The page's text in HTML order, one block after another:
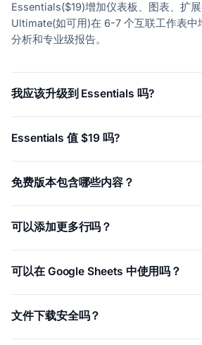
Essentials($19)增加仪表板、图表、扩展
Ultimate(如可用)在 6-7 个互联工作表中
分析和专业级报告。
我应该升级到 Essentials 吗?
Essentials 值 $19 吗?
免费版本包含哪些内容？
可以添加更多行吗？
可以在 Google Sheets 中使用吗？
文件下载安全吗？